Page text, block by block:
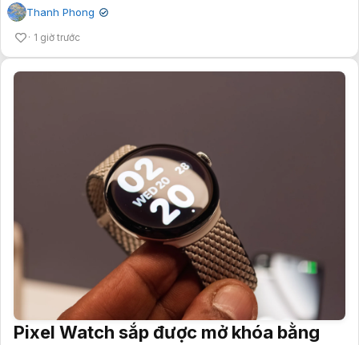
Thanh Phong ✔
1 giờ trước
Pixel Watch sắp được mở khóa bằng